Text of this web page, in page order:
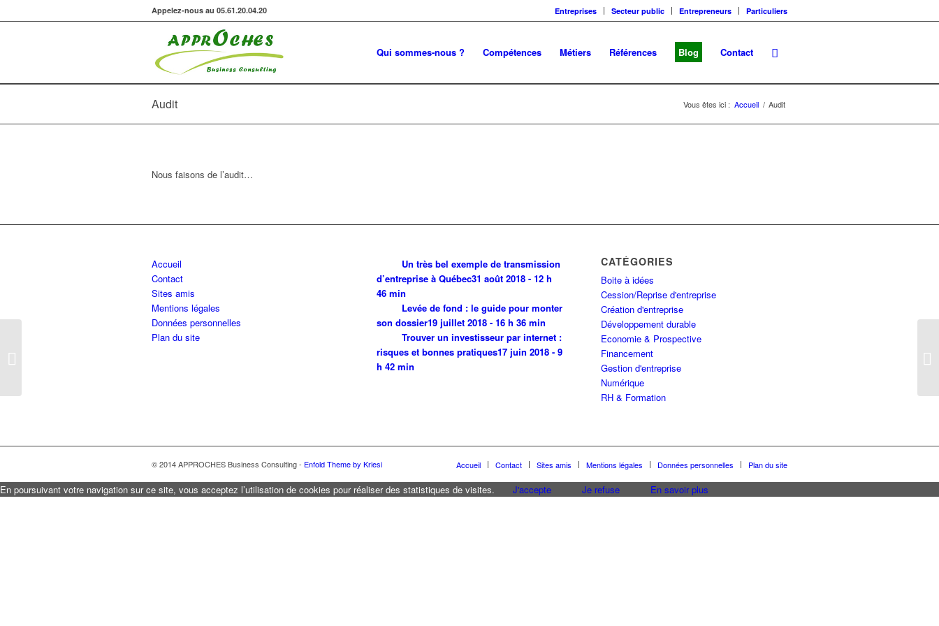
Entreprises Secteur public Entrepreneurs Particuliers
Appelez-nous au 05.61.20.04.20
Qui sommes-nous ? Compétences Métiers Références Blog Contact
Audit Vous êtes ici : Accueil / Audit
Nous faisons de l’audit…
Accueil
Contact
Sites amis
Mentions légales
Données personnelles
Plan du site
Un très bel exemple de transmission
d’entreprise à Québec31 août 2018 - 12 h
46 min
Levée de fond : le guide pour monter
son dossier19 juillet 2018 - 16 h 36 min
Trouver un investisseur par internet :
risques et bonnes pratiques17 juin 2018 - 9
h 42 min
CATÉGORIES
Boite à idées
Cession/Reprise d'entreprise
Création d'entreprise
Développement durable
Economie & Prospective
Financement
Gestion d'entreprise
Numérique
RH & Formation
© 2014 APPROCHES Business Consulting - Enfold Theme by Kriesi Accueil Contact Sites amis Mentions légales Données personnelles Plan du site
En poursuivant votre navigation sur ce site, vous acceptez l’utilisation de cookies pour réaliser des statistiques de visites. J'accepte Je refuse En savoir plus